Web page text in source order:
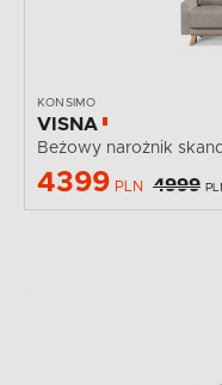
KONSIMO
VISNA
4399 PLN 4999